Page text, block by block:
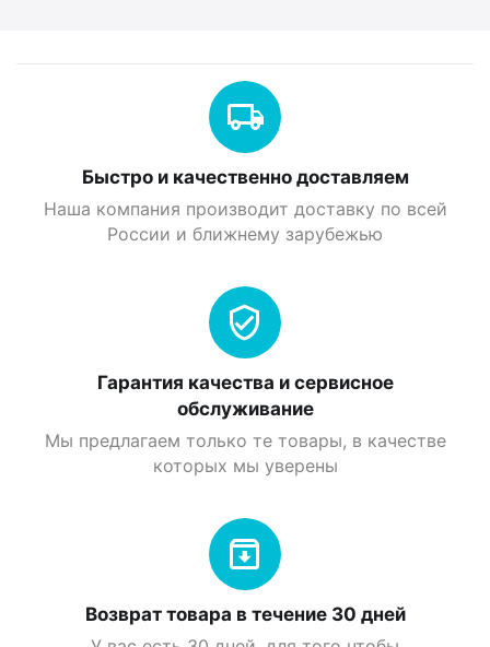
Быстро и качественно доставляем
Наша компания производит доставку по всей
России и ближнему зарубежью
Гарантия качества и сервисное
обслуживание
Мы предлагаем только те товары, в качестве
которых мы уверены
Возврат товара в течение 30 дней